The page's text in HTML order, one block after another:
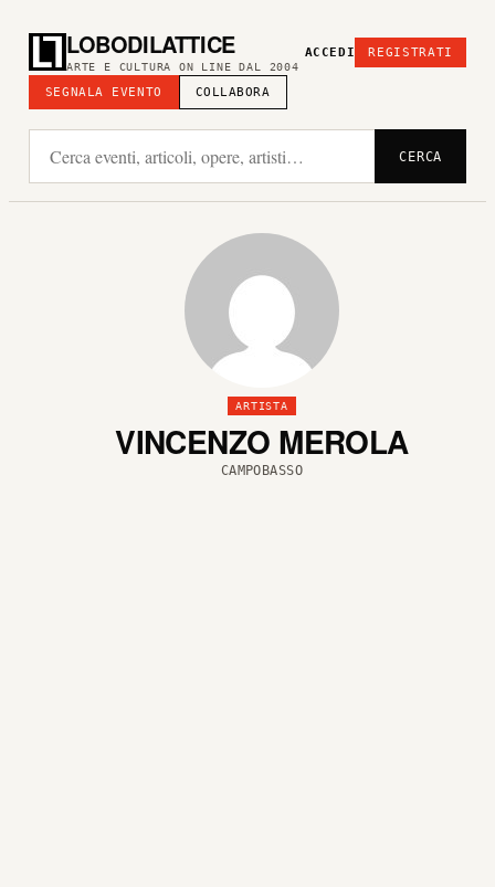
LOBODILATTICE
ARTE E CULTURA ON LINE DAL 2004
SEGNALA EVENTO COLLABORA
ACCEDI REGISTRATI
CERCA
ARTISTA
VINCENZO MEROLA
CAMPOBASSO